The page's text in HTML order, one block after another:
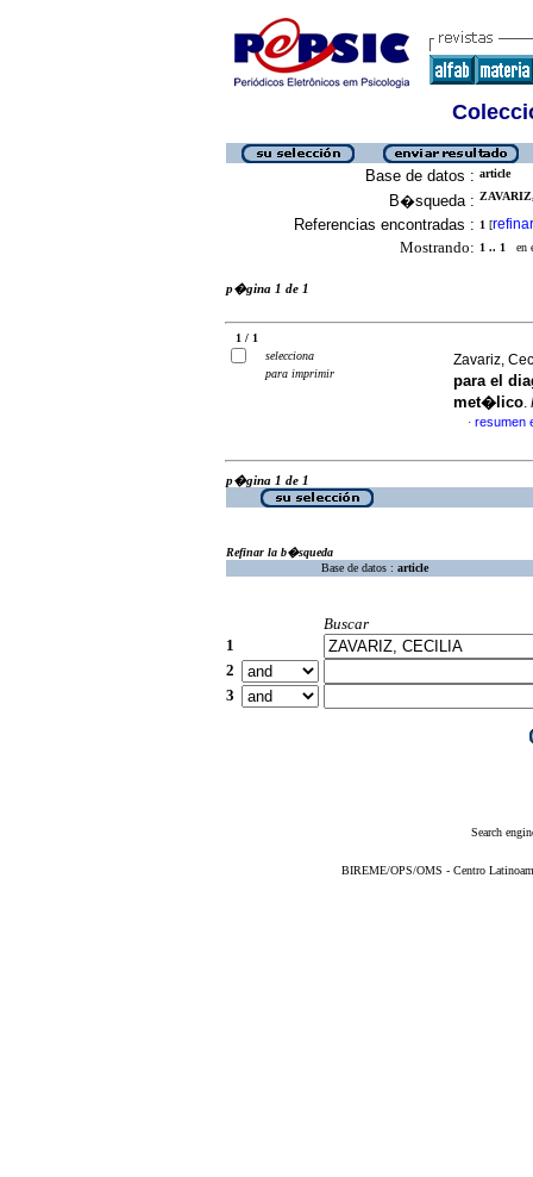
Base de datos : article
B�squeda :
Referencias encontradas : 1 [refinar
Mostrando: 1 .. 1 en
p�gina 1 de 1
1 / 1
selecciona
para imprimir
Zavariz,
para el
met�lico.
· resumen
p�gina 1 de 1
Refinar la b�squeda
Base de datos : article
Buscar
1
2
3
Search
BIREME/OPS/OMS - Centro